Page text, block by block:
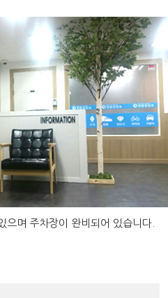
며 주차장이 완비되어 있습니다.